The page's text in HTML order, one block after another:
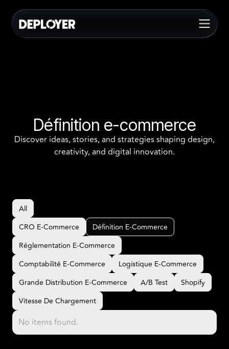
Définition e-commerce
Discover ideas, stories, and strategies shaping design,
creativity, and digital innovation.
All
CRO E-Commerce
Définition E-Commerce
Définition E-Commerce
Réglementation E-Commerce
Réglementation E-Commerce
Comptabilité E-Commerce
Logistique E-Commerce
Logistique E-Commerce
Grande Distribution E-Commerce
Grande Distribution E-Commerce
A/B Test
A/B Test
Shopify
Shopify
Vitesse De Chargement
No items found.